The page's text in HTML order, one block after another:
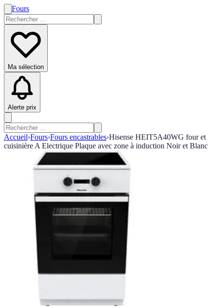
Fours
Ma sélection
Alerte prix
Accueil›Fours›Fours encastrables›Hisense HEIT5A40WG four et
cuisinière A Electrique Plaque avec zone à induction Noir et Blanc